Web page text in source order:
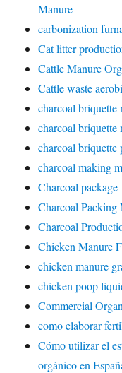
Manure
carbonization
Cat litter
Cattle Manure
Cattle waste
charcoal briquette
charcoal briquette
charcoal
charcoal making
Charcoal package
Charcoal Packing
Charcoal
Chicken Manure
chicken manure
chicken poop
Commercial
como elaborar
Cómo utilizar el
orgánico en